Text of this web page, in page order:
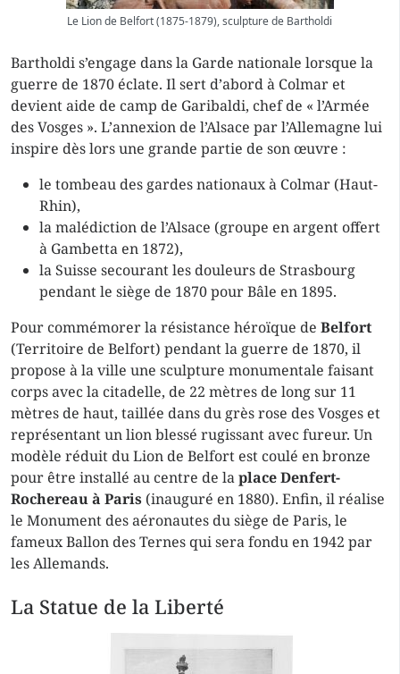
Le Lion de Belfort (1875-1879), sculpture de Bartholdi
Bartholdi s’engage dans la Garde nationale lorsque la
guerre de 1870 éclate. Il sert d’abord à Colmar et
devient aide de camp de Garibaldi, chef de « l’Armée
des Vosges ». L’annexion de l’Alsace par l’Allemagne lui
inspire dès lors une grande partie de son œuvre :
le tombeau des gardes nationaux à Colmar (Haut-
Rhin),
la malédiction de l’Alsace (groupe en argent offert
à Gambetta en 1872),
la Suisse secourant les douleurs de Strasbourg
pendant le siège de 1870 pour Bâle en 1895.
Pour commémorer la résistance héroïque de Belfort
(Territoire de Belfort) pendant la guerre de 1870, il
propose à la ville une sculpture monumentale faisant
corps avec la citadelle, de 22 mètres de long sur 11
mètres de haut, taillée dans du grès rose des Vosges et
représentant un lion blessé rugissant avec fureur. Un
modèle réduit du Lion de Belfort est coulé en bronze
pour être installé au centre de laplace Denfert-
Rochereau à Paris (inauguré en 1880). Enfin, il réalise
le Monument des aéronautes du siège de Paris, le
fameux Ballon des Ternes qui sera fondu en 1942 par
les Allemands.
La Statue de la Liberté